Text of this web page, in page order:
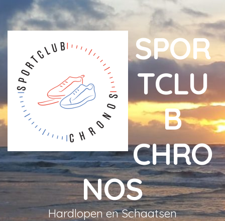
SPOR
TCLU
B
CHRO
NOS
Hardlopen en Schaatsen